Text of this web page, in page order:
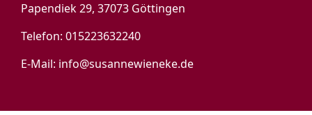
Papendiek 29, 37073 Göttingen
Telefon: 015223632240
E-Mail: info@susannewieneke.de